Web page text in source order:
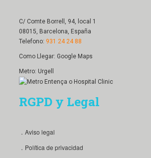
C/ Comte Borrell, 94, local 1
08015, Barcelona, España
Telefono: 931 24 24 88
Como Llegar: Google Maps
Metro: Urgell
RGPD y Legal
．Aviso legal
．Política de privacidad